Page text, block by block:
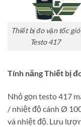
Thiết bị đo vận tốc gió
Testo 417
Tính năng Thiết bị
Nhỏ gọn testo 417
/ nhiệt độ cánh Ø
và nhiệt độ. Lưu